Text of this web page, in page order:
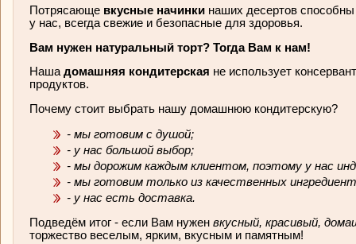
Потрясающе вкусные начинки наших десертов
у нас, всегда свежие и безопасные для здоровья.
Вам нужен натуральный торт? Тогда Вам к нам!
Нашадомашняя кондитерская не использует
продуктов.
Почему стоит выбрать нашу домашнюю кондитерскую?
- мы готовим с душой;
- у нас большой выбор;
- мы дорожим каждым клиентом, поэтому у нас
- мы готовим только из качественных
- у нас есть доставка.
Подведём итог - если Вам нужен вкусный, красивый,
торжество веселым, ярким, вкусным и памятным!